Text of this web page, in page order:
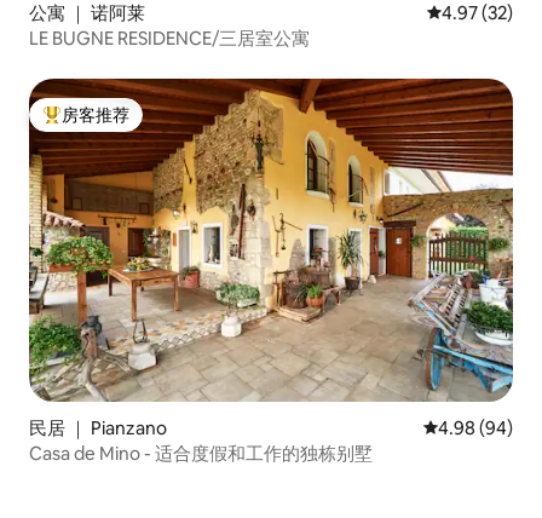
公寓 ｜ 诺阿莱 平均评分
4.97 (32)
LE BUGNE RESIDENCE/三居室公寓
热门「房客推荐」
房客推荐
民居 ｜ Pianzano 平均评分 4.98
4.98 (94)
Casa de Mino - 适合度假和工作的独栋别墅